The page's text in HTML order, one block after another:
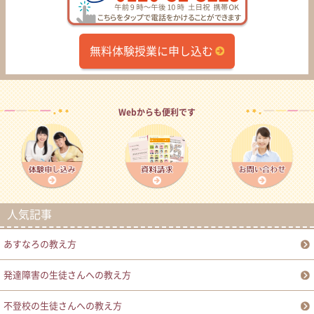
無料体験授業に申し込む
Webからも便利です
人気記事
あすなろの教え方
発達障害の生徒さんへの教え方
不登校の生徒さんへの教え方